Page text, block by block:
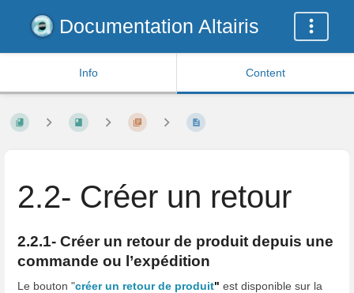
Documentation Altairis
Info Content
2.2- Créer un retour
2.2.1- Créer un retour de produit depuis une
commande ou l’expédition
Le bouton "créer un retour de produit" est disponible sur la